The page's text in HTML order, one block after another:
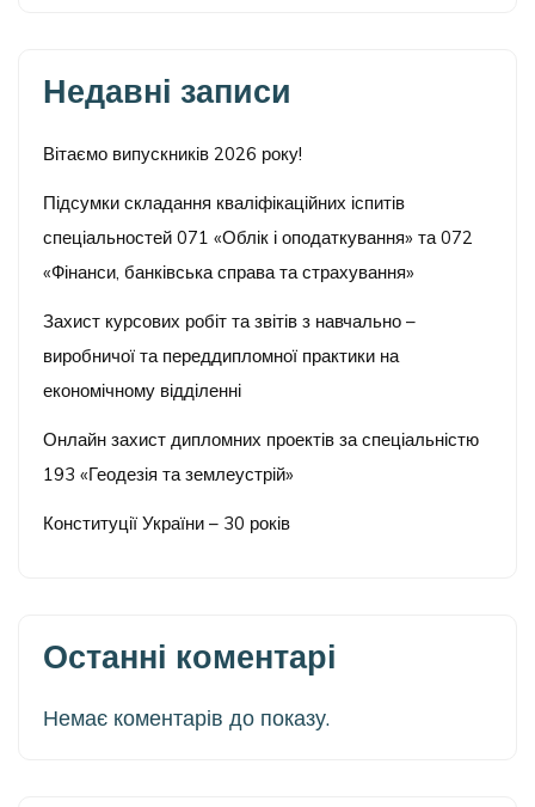
Недавні записи
Вітаємо випускників 2026 року!
Підсумки складання кваліфікаційних іспитів
спеціальностей 071 «Облік і оподаткування» та 072
«Фінанси, банківська справа та страхування»
Захист курсових робіт та звітів з навчально –
виробничої та переддипломної практики на
економічному відділенні
Онлайн захист дипломних проектів за спеціальністю
193 «Геодезія та землеустрій»
Конституції України – 30 років
Останні коментарі
Немає коментарів до показу.